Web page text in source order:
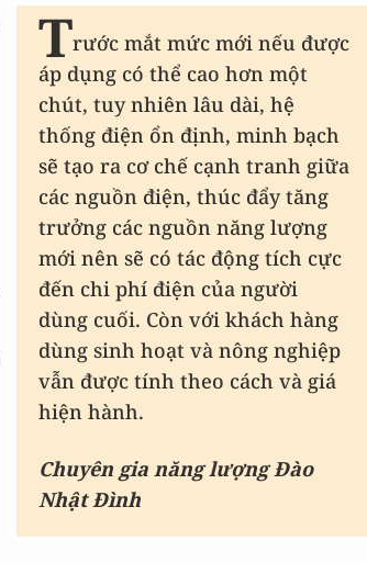
Trước mắt mức mới nếu được
áp dụng có thể cao hơn một
chút, tuy nhiên lâu dài, hệ
thống điện ổn định, minh bạch
sẽ tạo ra cơ chế cạnh tranh giữa
các nguồn điện, thúc đẩy tăng
trưởng các nguồn năng lượng
mới nên sẽ có tác động tích cực
đến chi phí điện của người
dùng cuối. Còn với khách hàng
dùng sinh hoạt và nông nghiệp
vẫn được tính theo cách và giá
hiện hành.
Chuyên gia năng lượng Đào
Nhật Đình